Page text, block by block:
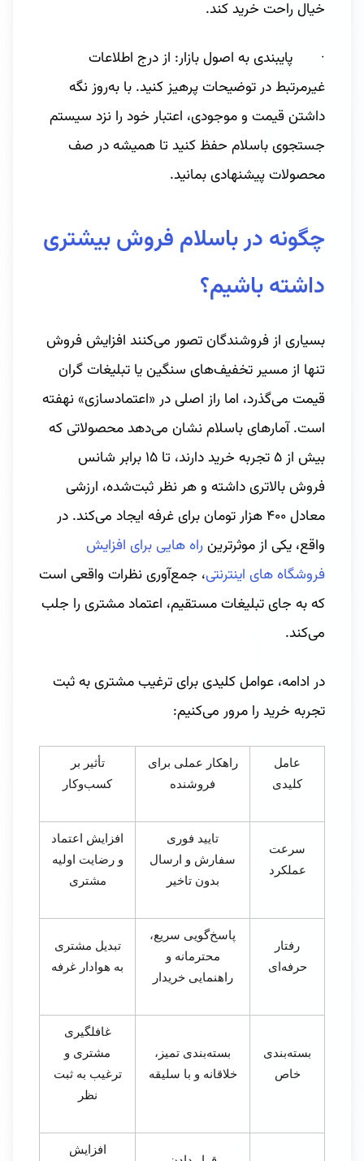
خیال راحت خرید کند.
· پایبندی به اصول بازار: از درج اطلاعات
غیرمرتبط در توضیحات پرهیز کنید. با به‌روز نگه
داشتن قیمت و موجودی، اعتبار خود را نزد سیستم
جستجوی باسلام حفظ کنید تا همیشه در صف
محصولات پیشنهادی بمانید.
چگونه در باسلام فروش بیشتری
داشته باشیم؟
بسیاری از فروشندگان تصور می‌کنند افزایش فروش
تنها از مسیر تخفیف‌های سنگین یا تبلیغات گران
‌قیمت می‌گذرد، اما راز اصلی در «اعتماد‌سازی» نهفته
است. آمارهای باسلام نشان می‌دهد محصولاتی که
بیش از ۵ تجربه خرید دارند، تا ۱۵ برابر شانس
فروش بالاتری داشته و هر نظر ثبت‌شده، ارزشی
معادل ۴۰۰ هزار تومان برای غرفه ایجاد می‌کند. در
واقع، یکی از موثرترینراه هایی برای افزایش
فروشگاه های اینترنتی، جمع‌آوری نظرات واقعی است
که به جای تبلیغات مستقیم، اعتماد مشتری را جلب
می‌کند.
در ادامه، عوامل کلیدی برای ترغیب مشتری به ثبت
تجربه خرید را مرور می‌کنیم:
عامل
کلیدی
راهکار عملی برای
فروشنده
تأثیر بر
کسب‌وکار
سرعت
عملکرد
تایید فوری
سفارش و ارسال
بدون تاخیر
افزایش اعتماد
و رضایت اولیه
مشتری
رفتار
حرفه‌ای
پاسخ‌گویی سریع،
محترمانه و
راهنمایی خریدار
تبدیل مشتری
به هوادار غرفه
بسته‌بندی
خاص
بسته‌بندی تمیز،
خلاقانه و با سلیقه
غافلگیری
مشتری و
ترغیب به ثبت
نظر
افزایش